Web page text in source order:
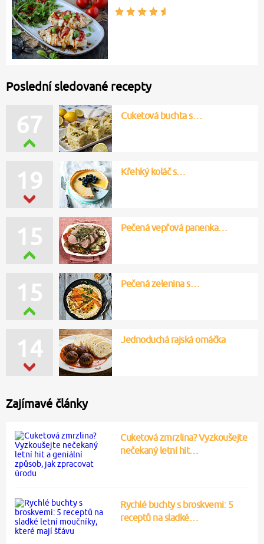
Poslední sledované recepty
67 Cuketová buchta s…
19 Křehký koláč s…
14 Jednoduchá rajská omáčka
15 Pečená vepřová panenka…
15 Pečená zelenina s…
Zajímavé články
Cuketová zmrzlina? Vyzkoušejte
nečekaný letní hit…
Rychlé buchty s broskvemi: 5
receptů na sladké…